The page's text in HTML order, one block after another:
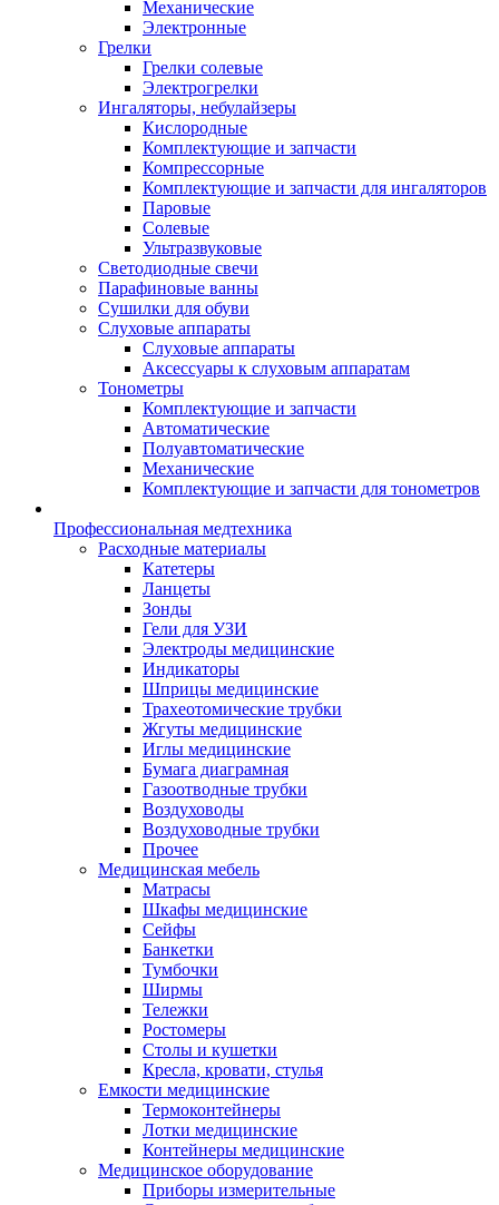
Механические
Электронные
Грелки
Грелки солевые
Электрогрелки
Ингаляторы, небулайзеры
Кислородные
Комплектующие и запчасти
Компрессорные
Комплектующие и запчасти для ингаляторов
Паровые
Солевые
Ультразвуковые
Светодиодные свечи
Парафиновые ванны
Сушилки для обуви
Слуховые аппараты
Слуховые аппараты
Аксессуары к слуховым аппаратам
Тонометры
Комплектующие и запчасти
Автоматические
Полуавтоматические
Механические
Комплектующие и запчасти для тонометров
Профессиональная медтехника
Расходные материалы
Катетеры
Ланцеты
Зонды
Гели для УЗИ
Электроды медицинские
Индикаторы
Шприцы медицинские
Трахеотомические трубки
Жгуты медицинские
Иглы медицинские
Бумага диаграмная
Газоотводные трубки
Воздуховоды
Воздуховодные трубки
Прочее
Медицинская мебель
Матрасы
Шкафы медицинские
Сейфы
Банкетки
Тумбочки
Ширмы
Тележки
Ростомеры
Столы и кушетки
Кресла, кровати, стулья
Емкости медицинские
Термоконтейнеры
Лотки медицинские
Контейнеры медицинские
Медицинское оборудование
Приборы измерительные